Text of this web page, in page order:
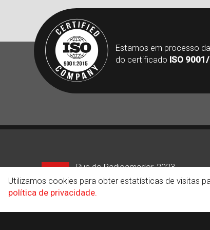
Estamos em processo
do certificadoISO
Rua do Radioamador, 2023
CEP: 38.414-329
Utilizamos cookies para obter estatísticas de visitas
política de privacidade.